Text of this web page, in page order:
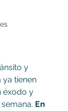
y
ya tienen
éxodo y
En